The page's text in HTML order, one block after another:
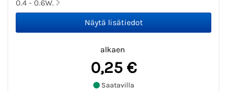
0.4 - 0.6W.
alkaen
0,25 €
Saatavilla